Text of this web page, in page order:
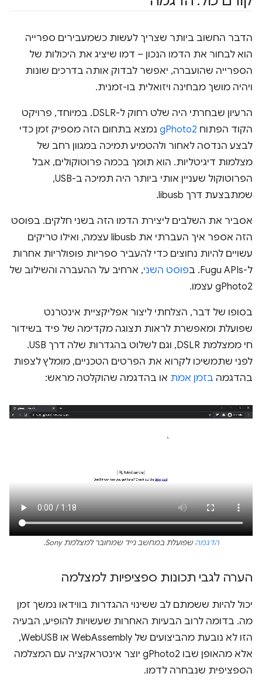
הדבר החשוב ביותר שצריך לעשות כשמעבירים ספרייה
הוא לבחור את הדמו הנכון – דמו שיציג את היכולות של
הספרייה שהועברה, יאפשר לבדוק אותה בדרכים שונות
ויהיה מושך מבחינה ויזואלית בו-זמנית.
הרעיון שבחרתי היה שלט רחוק ל-DSLR. במיוחד, פרויקט
הקוד הפתוח gPhoto2 נמצא בתחום הזה מספיק זמן כדי
לבצע הנדסה לאחור ולהטמיע תמיכה במגוון רחב של
מצלמות דיגיטליות. הוא תומך בכמה פרוטוקולים, אבל
הפרוטוקול שעניין אותי ביותר היה תמיכה ב-USB,
שמתבצעת דרך libusb.
אסביר את השלבים ליצירת הדמו הזה בשני חלקים. בפוסט
הזה אספר איך העברתי את libusb עצמה, ואילו טריקים
עשויים להיות נחוצים כדי להעביר ספריות פופולריות אחרות
ל-Fugu APIs. ב
פוסט השני, ארחיב על ההעברה והשילוב של
gPhoto2 עצמו.
בסופו של דבר, הצלחתי ליצור אפליקציית אינטרנט
שפועלת ומאפשרת לראות תצוגה מקדימה של פיד בשידור
חי ממצלמת DSLR, וגם לשלוט בהגדרות שלה דרך USB.
לפני שתמשיכו לקרוא את הפרטים הטכניים, מומלץ לצפות
בהדגמה בזמן אמת או בהדגמה שהוקלטה מראש:
הדגמהשפועלת במחשב נייד שמחובר למצלמת Sony.
הערה לגבי תכונות ספציפיות למצלמה
יכול להיות ששמתם לב ששינוי ההגדרות בווידאו נמשך זמן
מה. בדומה לרוב הבעיות האחרות שעשויות להופיע, הבעיה
הזו לא נובעת מהביצועים של WebAssembly או WebUSB,
אלא מהאופן שבו gPhoto2 יוצר אינטראקציה עם המצלמה
הספציפית שנבחרה לדמו.